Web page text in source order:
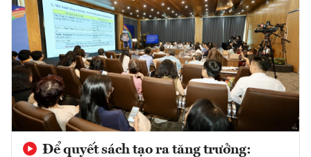
Để quyết sách tạo ra tăng trưởng: